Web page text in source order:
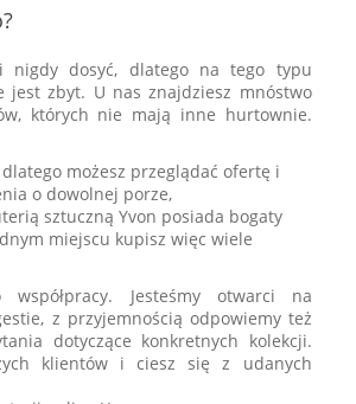
nigdy dosyć, dlatego na tego typu
jest zbyt. U nas znajdziesz mnóstwo
których nie mają inne hurtownie.
możesz przeglądać ofertę i
o dowolnej porze,
sztuczną Yvon posiada bogaty
miejscu kupisz więc wiele
współpracy. Jesteśmy otwarci na
z przyjemnością odpowiemy też
dotyczące konkretnych kolekcji.
klientów i ciesz się z udanych